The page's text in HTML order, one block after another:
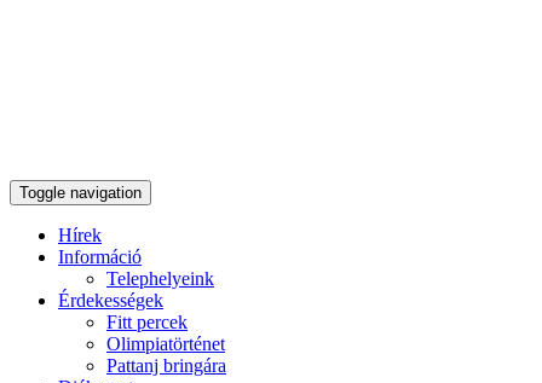
Toggle navigation
Hírek
Információ
Telephelyeink
Érdekességek
Fitt percek
Olimpiatörténet
Pattanj bringára